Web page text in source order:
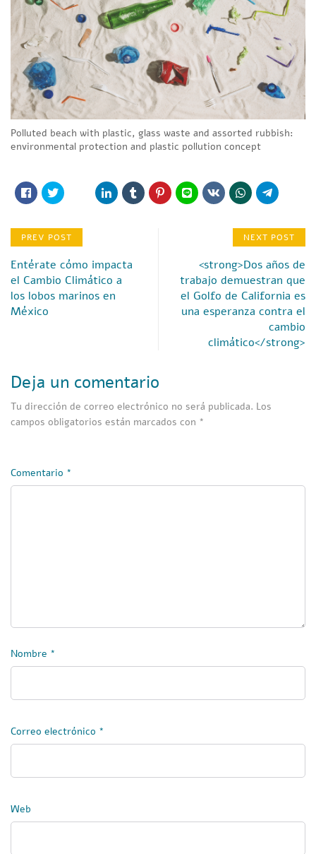
Polluted beach with plastic, glass waste and assorted rubbish:
environmental protection and plastic pollution concept
PREV POST
Entérate cómo impacta
el Cambio Climático a
los lobos marinos en
México
NEXT POST
<strong>Dos años de
trabajo demuestran que
el Golfo de California es
una esperanza contra el
cambio
climático</strong>
Deja un comentario
Tu dirección de correo electrónico no será publicada. Los
campos obligatorios están marcados con *
Comentario *
Nombre *
Correo electrónico *
Web